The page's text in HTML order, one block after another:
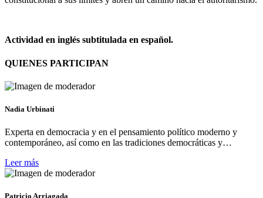
Actividad en inglés subtitulada en español.
QUIENES PARTICIPAN
Nadia Urbinati
Experta en democracia y en el pensamiento político moderno y
contemporáneo, así como en las tradiciones democráticas y…
Leer más
Patricio Arriagada